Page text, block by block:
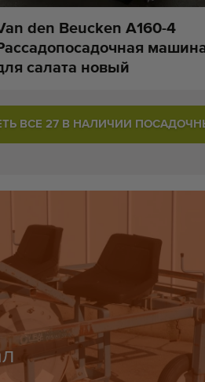
den Beucken A160-4
салата новый
ВСЕ 27 В НАЛИЧИИ